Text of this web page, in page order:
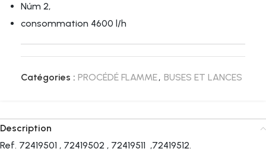
Núm 2,
consommation 4600 l/h
Catégories : PROCÉDÉ FLAMME, BUSES ET LANCES
Description
Ref. 72419501 , 72419502 , 72419511 ,72419512.